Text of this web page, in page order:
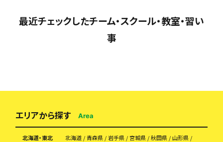
最近チェックしたチーム・スクール・教室・習い
事
エリアから探す Area
北海道・東北 北海道 青森県 岩手県 宮城県 秋田県
山形県